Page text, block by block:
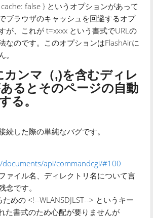
false } というオプションがあって
ブラウザのキャッシュを回避するオプ
が、これが t=xxxx という書式でURLの
なのです。このオプションはFlashAirに
カンマ（,)を含むディレ
るとそのページの自動
る。
続した際の単純なバグです。
documents/api/commandcgi/#100
ァイル名、ディレクトリ名について言
念です。
めの <!--WLANSDJLST--> というキー
た書式のため心配が要りませんが